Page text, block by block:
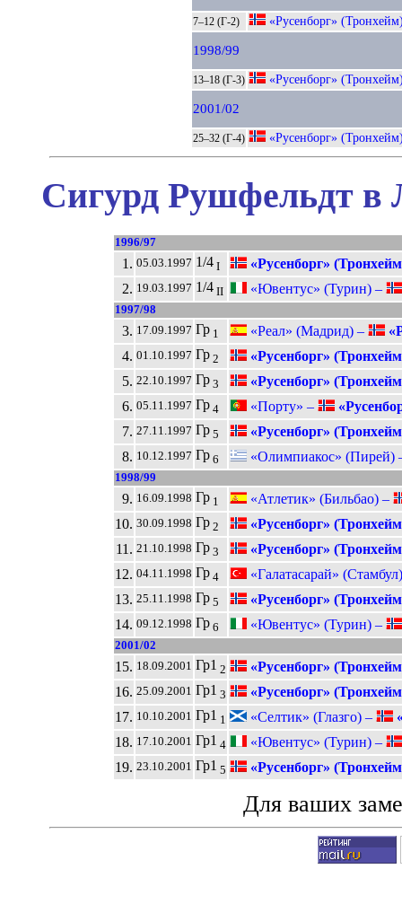
7–12 (Г-2) «Русенборг»
1998/99
13–18 (Г-3) «Русенборг»
2001/02
25–32 (Г-4) «Русенборг»
Сигурд Рушфельдт в
1996/97
1. 05.03.1997 1/4I
«Русенборг»
2. 19.03.1997 1/4II «Ювентус» (Турин) –
1997/98
3. 17.09.1997 Гр1 «Реал» (Мадрид) –
4. 01.10.1997 Гр2
«Русенборг»
5. 22.10.1997 Гр3
«Русенборг»
6. 05.11.1997 Гр4 «Порту» –
7. 27.11.1997 Гр5
«Русенборг»
8. 10.12.1997 Гр6 «Олимпиакос» (Пирей)
1998/99
9. 16.09.1998 Гр1
«Атлетик» (Бильбао) –
10. 30.09.1998 Гр2
«Русенборг»
11. 21.10.1998 Гр3
«Русенборг»
12. 04.11.1998 Гр4
«Галатасарай»
13. 25.11.1998 Гр5
«Русенборг»
14. 09.12.1998 Гр6 «Ювентус» (Турин) –
2001/02
15. 18.09.2001 Гр1 2
«Русенборг»
16. 25.09.2001 Гр1 3
«Русенборг»
17. 10.10.2001 Гр1 1 «Селтик» (Глазго) –
18. 17.10.2001 Гр1 4
«Ювентус» (Турин) –
19. 23.10.2001 Гр1 5 «Русенборг»
Для ваших